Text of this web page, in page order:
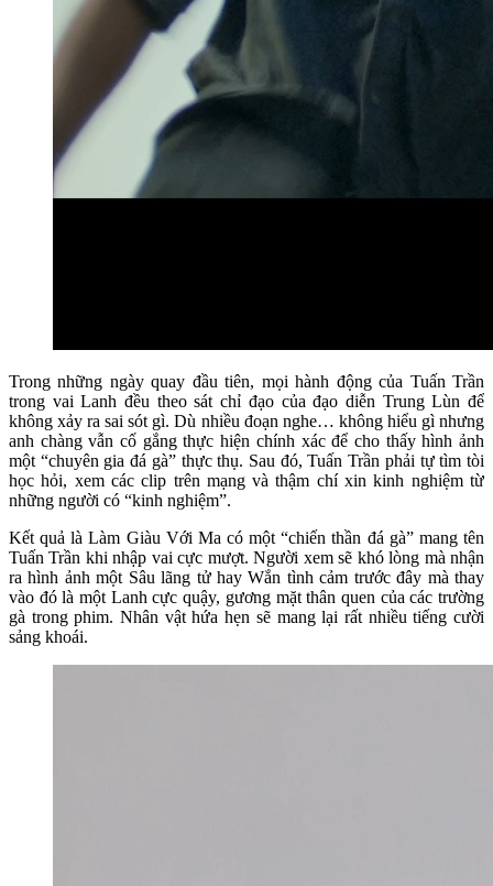
Trong những ngày quay đầu tiên, mọi hành động của Tuấn Trần
trong vai Lanh đều theo sát chỉ đạo của đạo diễn Trung Lùn để
không xảy ra sai sót gì. Dù nhiều đoạn nghe… không hiểu gì nhưng
anh chàng vẫn cố gắng thực hiện chính xác để cho thấy hình ảnh
một “chuyên gia đá gà” thực thụ. Sau đó, Tuấn Trần phải tự tìm tòi
học hỏi, xem các clip trên mạng và thậm chí xin kinh nghiệm từ
những người có “kinh nghiệm”.
Kết quả là Làm Giàu Với Ma có một “chiến thần đá gà” mang tên
Tuấn Trần khi nhập vai cực mượt. Người xem sẽ khó lòng mà nhận
ra hình ảnh một Sâu lãng tử hay Wắn tình cảm trước đây mà thay
vào đó là một Lanh cực quậy, gương mặt thân quen của các trường
gà trong phim. Nhân vật hứa hẹn sẽ mang lại rất nhiều tiếng cười
sảng khoái.